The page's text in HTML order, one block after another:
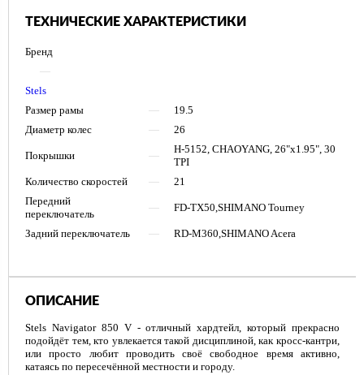
ТЕХНИЧЕСКИЕ ХАРАКТЕРИСТИКИ
Бренд
—
Stels
Размер рамы
—
19.5
Диаметр колес
— 26
Покрышки —
H-5152, CHAOYANG, 26"x1.95", 30
TPI
Количество скоростей
—
21
Передний
переключатель
— FD-TX50,SHIMANO Tourney
Задний переключатель — RD-M360,SHIMANO Acera
ОПИСАНИЕ
Stels Navigator 850 V - отличный хардтейл, который прекрасно
подойдёт тем, кто увлекается такой дисциплиной, как кросс-кантри,
или просто любит проводить своё свободное время активно,
катаясь по пересечённой местности и городу.